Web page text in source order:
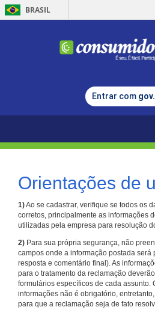
BRASIL
Entrar com
Orientações de
1)Ao se cadastrar, verifique se todos os
corretos, principalmente as informações
utilizadas pela empresa para resolução
2) Para sua própria segurança, não
campos onde a informação postada será
resposta e comentário final). As
para o tratamento da reclamação
formulários específicos de cada assunto.
informações não é obrigatório,
para que a reclamação seja de fato